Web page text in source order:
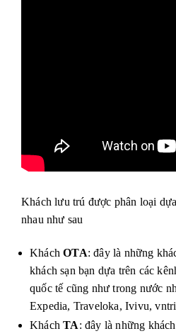
Khách lưu trú được phân loại
nhau như sau
KháchOTA: đây là những
khách sạn bạn dựa trên các
quốc tế cũng như trong nước
Expedia, Traveloka, Ivivu,
KháchTA: đây là những